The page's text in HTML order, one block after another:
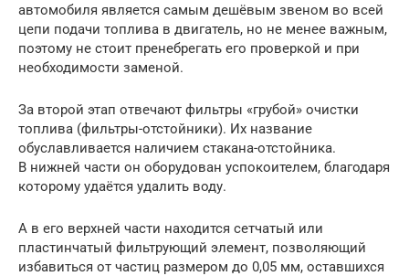
автомобиля является самым дешёвым звеном во всей
цепи подачи топлива в двигатель, но не менее важным,
поэтому не стоит пренебрегать его проверкой и при
необходимости заменой.
За второй этап отвечают фильтры «грубой» очистки
топлива (фильтры-отстойники). Их название
обуславливается наличием стакана-отстойника.
В нижней части он оборудован успокоителем, благодаря
которому удаётся удалить воду.
А в его верхней части находится сетчатый или
пластинчатый фильтрующий элемент, позволяющий
избавиться от частиц размером до 0,05 мм, оставшихся